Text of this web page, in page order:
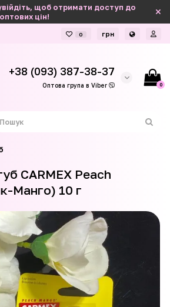
щоб отримати доступ до
оптових цін!
0 грн
+38 (093) 387-38-37
Оптова група в Viber 0
CARMEX Peach
Манго) 10 г